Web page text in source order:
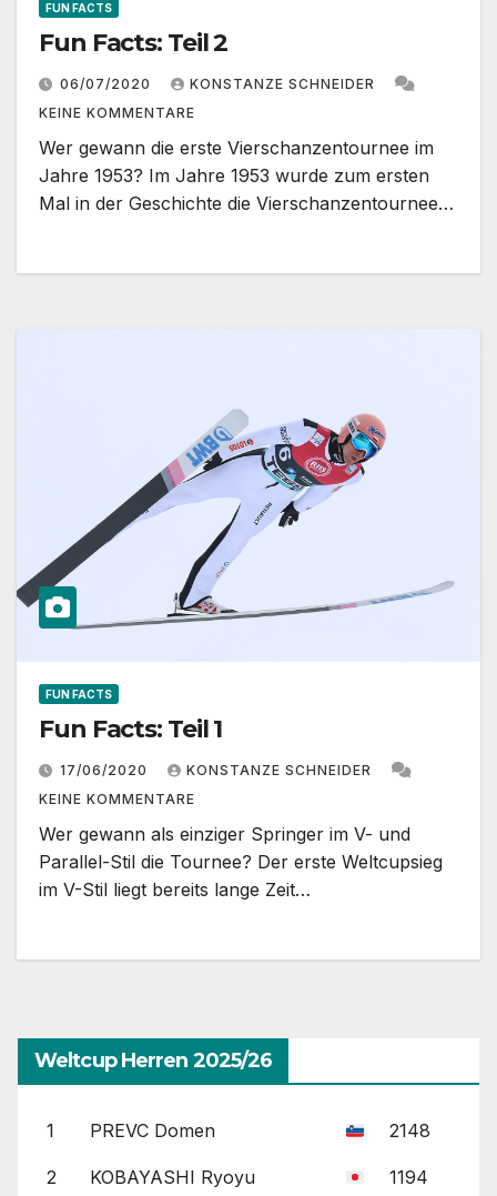
FUN FACTS
Fun Facts: Teil 2
06/07/2020
KONSTANZE SCHNEIDER
KEINE KOMMENTARE
Wer gewann die erste Vierschanzentournee im
Jahre 1953? Im Jahre 1953 wurde zum ersten
Mal in der Geschichte die Vierschanzentournee…
FUN FACTS
Fun Facts: Teil 1
17/06/2020
KONSTANZE SCHNEIDER
KEINE KOMMENTARE
Wer gewann als einziger Springer im V- und
Parallel-Stil die Tournee? Der erste Weltcupsieg
im V-Stil liegt bereits lange Zeit…
Weltcup Herren 2025/26
1 PREVC Domen 2148
2 KOBAYASHI Ryoyu 1194